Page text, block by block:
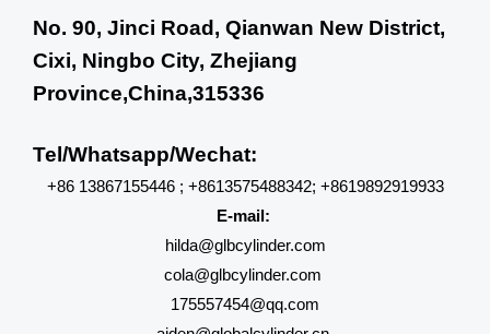
No. 90, Jinci Road, Qianwan New District,
Cixi, Ningbo City, Zhejiang
Province,China,315336
Tel/Whatsapp/Wechat:
+86 13867155446 ; +8613575488342; +8619892919933
E-mail:
hilda@glbcylinder.com
cola@glbcylinder.com
175557454@qq.com